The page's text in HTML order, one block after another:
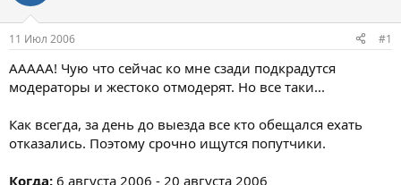
т
е
м
ы
а
л
11 Июл 2006 #1
ААААА! Чую что сейчас ко мне сзади подкрадутся
модераторы и жестоко отмодерят. Но все таки...
Как всегда, за день до выезда все кто обещался ехать
отказались. Поэтому срочно ищутся попутчики.
Когда: 6 августа 2006 - 20 августа 2006